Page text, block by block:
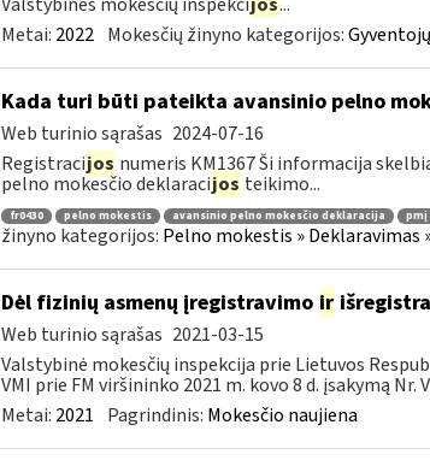
Metai: 2022 Mokesčių žinyno kategorijos:
Kada turi būti pateikta avansinio pelno
Web turinio sąrašas 2024-07-16
Registracijos numeris KM1367 Ši informacija
pelno mokesčio deklaracijos teikimo...
fr0430 pelno mokestis avansinio pelno mokesčio deklaracija pmį
žinyno kategorijos: Pelno mokestis » Deklaravimas
Dėl fizinių asmenų įregistravimo ir
Web turinio sąrašas 2021-03-15
Valstybinė mokesčių inspekcija prie Lietuvos
VMI prie FM viršininko 2021 m. kovo 8 d. įsakymą Nr.
Metai: 2021 Pagrindinis: Mokesčio naujiena